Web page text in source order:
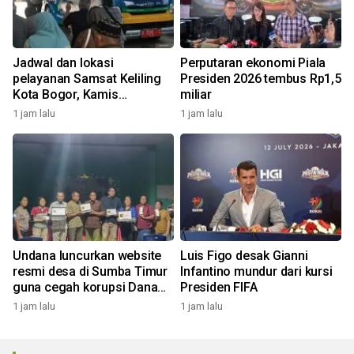
Jadwal dan lokasi
pelayanan Samsat Keliling
Kota Bogor, Kamis
(5/8/2026)
1 jam lalu
Perputaran ekonomi Piala
Presiden 2026 tembus Rp1,5
miliar
1 jam lalu
Undana luncurkan website
resmi desa di Sumba Timur
guna cegah korupsi Dana
Desa
1 jam lalu
Luis Figo desak Gianni
Infantino mundur dari kursi
Presiden FIFA
1 jam lalu